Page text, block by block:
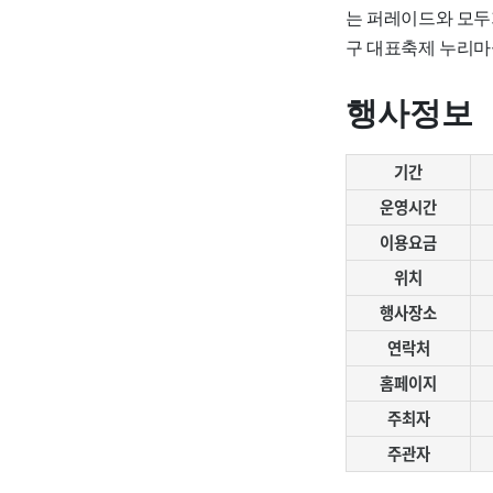
는 퍼레이드와 모
구 대표축제 누리
행사정보
기간
운영시간
이용요금
위치
행사장소
연락처
홈페이지
주최자
주관자